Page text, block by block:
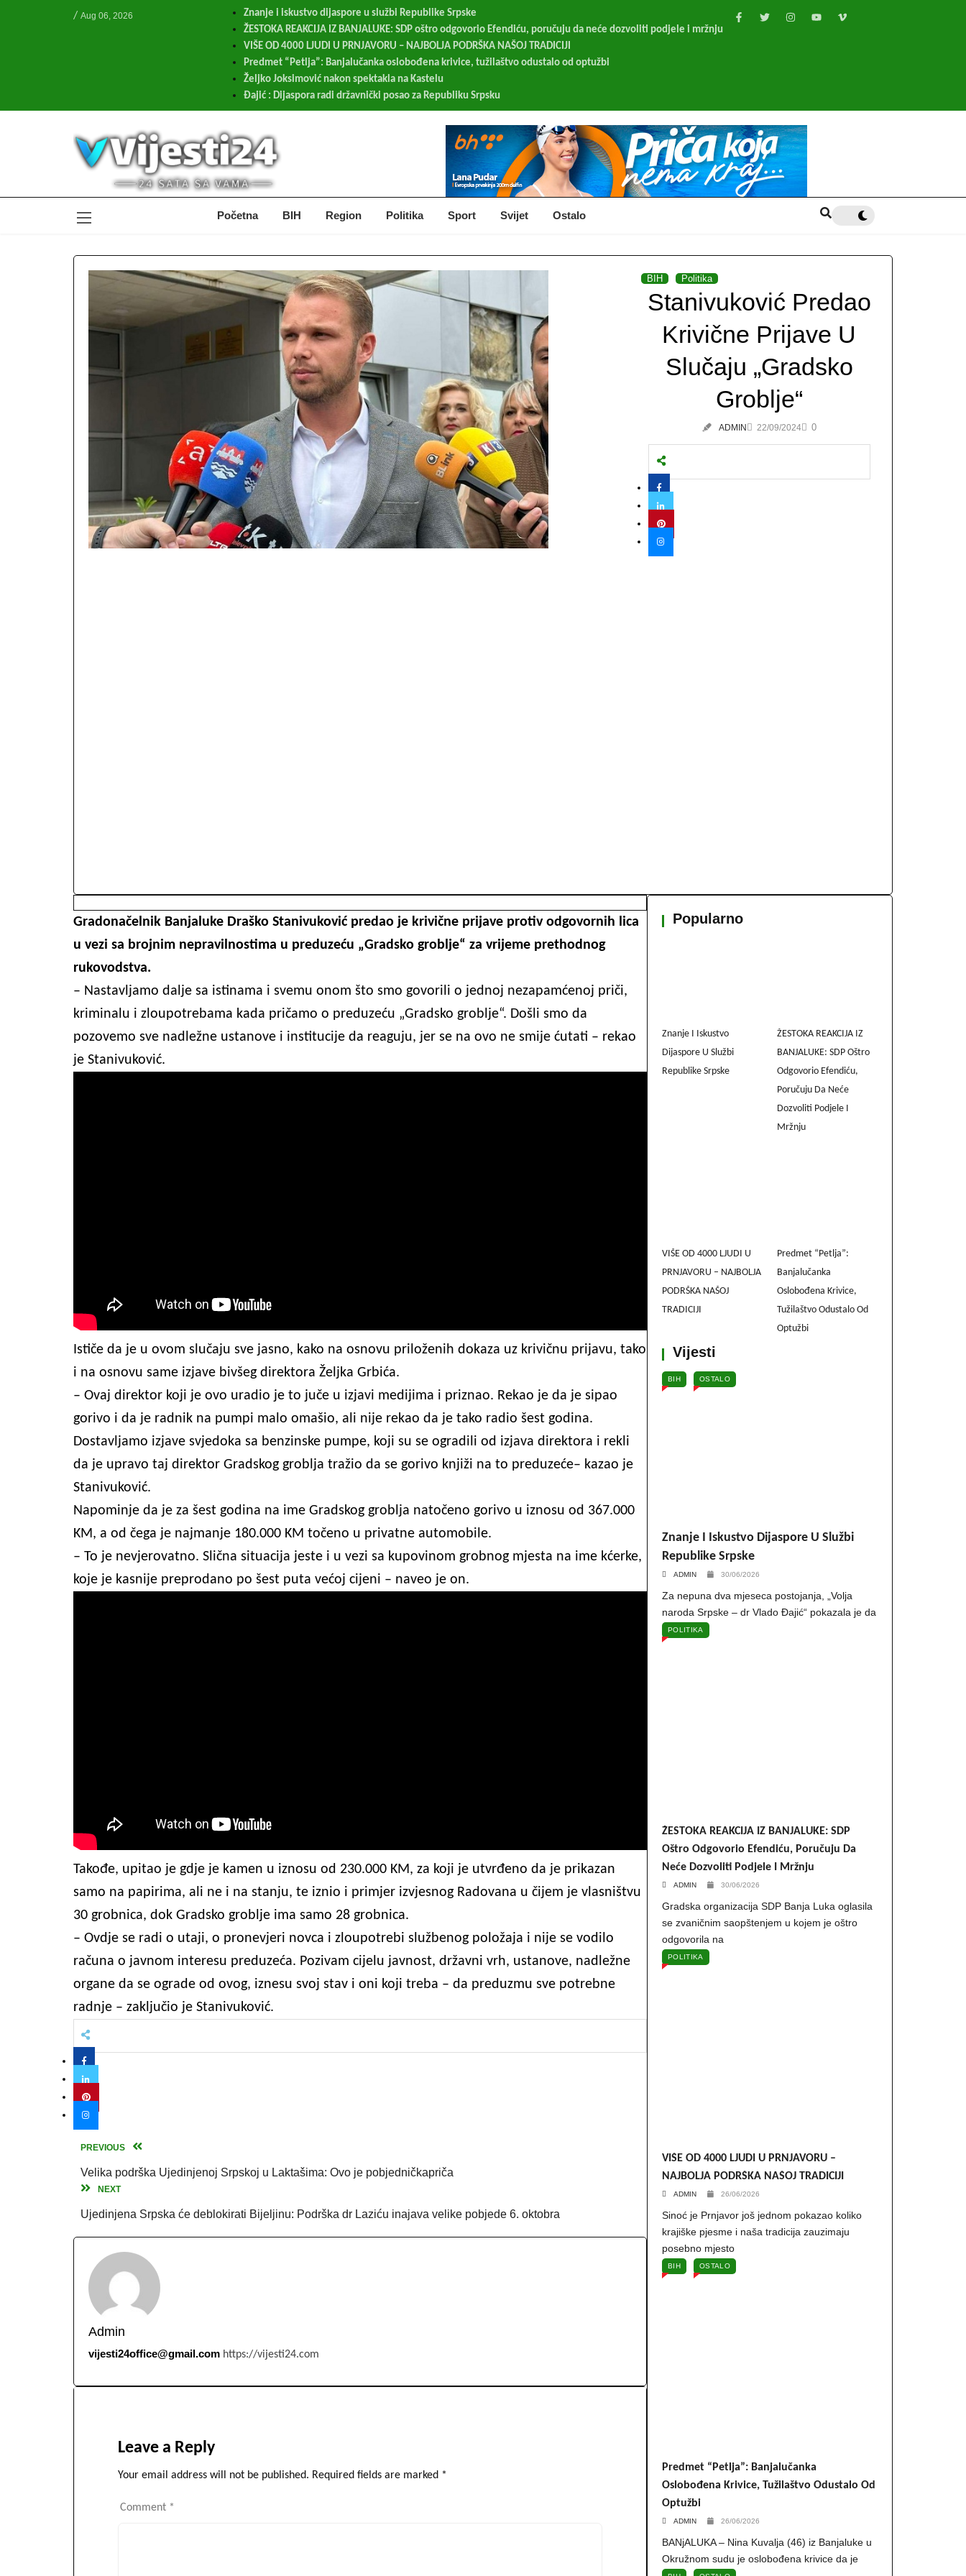
/ Aug 06, 2026
Znanje i iskustvo dijaspore u službi Republike Srpske
ŽESTOKA REAKCIJA IZ BANJALUKE: SDP oštro odgovorio Efendiću, poručuju da neće dozvoliti podjele i mržnju
VIŠE OD 4000 LJUDI U PRNJAVORU – NAJBOLJA PODRŠKA NAŠOJ TRADICIJI
Predmet “Petlja”: Banjalučanka oslobođena krivice, tužilaštvo odustalo od optužbi
Željko Joksimović nakon spektakla na Kastelu
Đajić : Dijaspora radi državnički posao za Republiku Srpsku
Početna BIH Region Politika Sport Svijet Ostalo
BIH Politika
Stanivuković Predao
Krivične Prijave U
Slučaju „Gradsko
Groblje“
ADMIN 22/09/2024 0
Gradonačelnik Banjaluke Draško Stanivuković predao je krivične prijave protiv odgovornih lica
u vezi sa brojnim nepravilnostima u preduzeću „Gradsko groblje“ za vrijeme prethodnog
rukovodstva.
– Nastavljamo dalje sa istinama i svemu onom što smo govorili o jednoj nezapamćenoj priči,
kriminalu i zloupotrebama kada pričamo o preduzeću „Gradsko groblje“. Došli smo da
pozovemo sve nadležne ustanove i institucije da reaguju, jer se na ovo ne smije ćutati – rekao
je Stanivuković.
Ističe da je u ovom slučaju sve jasno, kako na osnovu priloženih dokaza uz krivičnu prijavu, tako
i na osnovu same izjave bivšeg direktora Željka Grbića.
– Ovaj direktor koji je ovo uradio je to juče u izjavi medijima i priznao. Rekao je da je sipao
gorivo i da je radnik na pumpi malo omašio, ali nije rekao da je tako radio šest godina.
Dostavljamo izjave svjedoka sa benzinske pumpe, koji su se ogradili od izjava direktora i rekli
da je upravo taj direktor Gradskog groblja tražio da se gorivo knjiži na to preduzeće– kazao je
Stanivuković.
Napominje da je za šest godina na ime Gradskog groblja natočeno gorivo u iznosu od 367.000
KM, a od čega je najmanje 180.000 KM točeno u privatne automobile.
– To je nevjerovatno. Slična situacija jeste i u vezi sa kupovinom grobnog mjesta na ime kćerke,
koje je kasnije preprodano po šest puta većoj cijeni – naveo je on.
Takođe, upitao je gdje je kamen u iznosu od 230.000 KM, za koji je utvrđeno da je prikazan
samo na papirima, ali ne i na stanju, te iznio i primjer izvjesnog Radovana u čijem je vlasništvu
30 grobnica, dok Gradsko groblje ima samo 28 grobnica.
– Ovdje se radi o utaji, o pronevjeri novca i zloupotrebi službenog položaja i nije se vodilo
računa o javnom interesu preduzeća. Pozivam cijelu javnost, državni vrh, ustanove, nadležne
organe da se ograde od ovog, iznesu svoj stav i oni koji treba – da preduzmu sve potrebne
radnje – zaključio je Stanivuković.
PREVIOUS
Velika podrška Ujedinjenoj Srpskoj u Laktašima: Ovo je pobjedničkapriča
NEXT
Ujedinjena Srpska će deblokirati Bijeljinu: Podrška dr Laziću inajava velike pobjede 6. oktobra
Admin
vijesti24office@gmail.com https://vijesti24.com
Leave a Reply
Your email address will not be published. Required fields are marked *
Comment *
Popularno
Znanje I Iskustvo
Dijaspore U Službi
Republike Srpske
ŽESTOKA REAKCIJA IZ
BANJALUKE: SDP Oštro
Odgovorio Efendiću,
Poručuju Da Neće
Dozvoliti Podjele I
Mržnju
VIŠE OD 4000 LJUDI U
PRNJAVORU – NAJBOLJA
PODRŠKA NAŠOJ
TRADICIJI
Predmet “Petlja”:
Banjalučanka
Oslobođena Krivice,
Tužilaštvo Odustalo Od
Optužbi
Vijesti
BIH OSTALO
Znanje I Iskustvo Dijaspore U Službi
Republike Srpske
ADMIN 30/06/2026
Za nepuna dva mjeseca postojanja, „Volja
naroda Srpske – dr Vlado Đajić“ pokazala je da
POLITIKA
ŽESTOKA REAKCIJA IZ BANJALUKE: SDP
Oštro Odgovorio Efendiću, Poručuju Da
Neće Dozvoliti Podjele I Mržnju
ADMIN 30/06/2026
Gradska organizacija SDP Banja Luka oglasila
se zvaničnim saopštenjem u kojem je oštro
odgovorila na
POLITIKA
VIŠE OD 4000 LJUDI U PRNJAVORU –
NAJBOLJA PODRŠKA NAŠOJ TRADICIJI
ADMIN 26/06/2026
Sinoć je Prnjavor još jednom pokazao koliko
krajiške pjesme i naša tradicija zauzimaju
posebno mjesto
BIH OSTALO
Predmet “Petlja”: Banjalučanka
Oslobođena Krivice, Tužilaštvo Odustalo Od
Optužbi
ADMIN 26/06/2026
BANjALUKA – Nina Kuvalja (46) iz Banjaluke u
Okružnom sudu je oslobođena krivice da je